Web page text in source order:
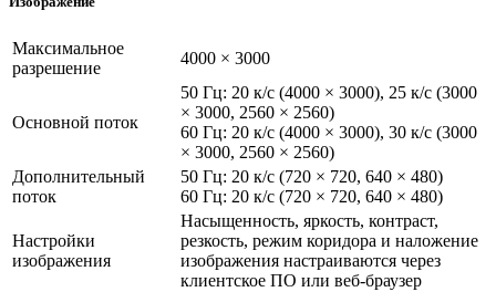
Максимальное
разрешение
4000 × 3000
Основной поток
50 Гц: 20 к/с (4000 × 3000), 25 к/с (3000
× 3000, 2560 × 2560)
60 Гц: 20 к/с (4000 × 3000), 30 к/с (3000
× 3000, 2560 × 2560)
Дополнительный
поток
50 Гц: 20 к/с (720 × 720, 640 × 480)
60 Гц: 20 к/с (720 × 720, 640 × 480)
Настройки
изображения
Насыщенность, яркость, контраст,
резкость, режим коридора и наложение
изображения настраиваются через
клиентское ПО или веб-браузер